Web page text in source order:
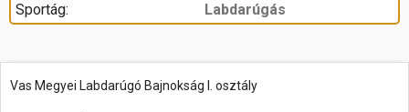
Sportág: Labdarúgás
Vas Megyei Labdarúgó Bajnokság I. osztály